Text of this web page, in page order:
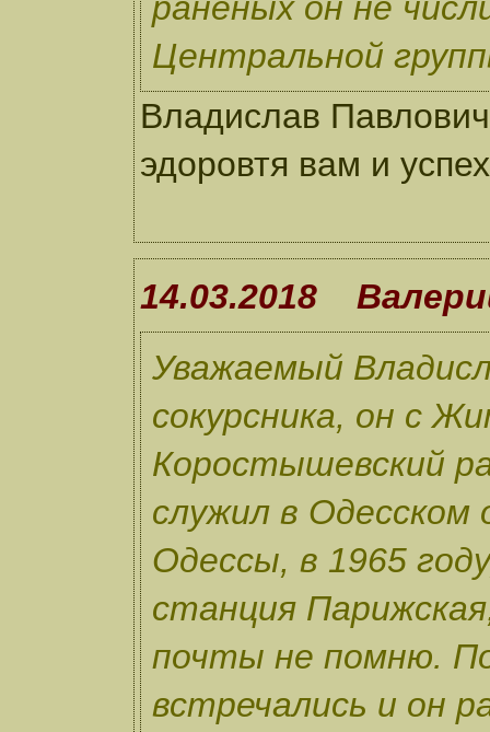
Центральной
Владислав
эдоровтя вам и
14.03.2018
Уважаемый
сокурсника, он с
Коростышевский
служил в Одесском
Одессы, в 1965
станция
почты не помню.
встречались и он